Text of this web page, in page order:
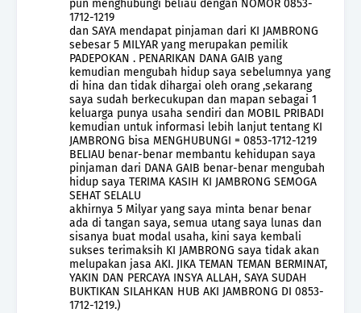
pun menghubungi beliau dengan NOMOR 0853-
1712-1219
dan SAYA mendapat pinjaman dari KI JAMBRONG
sebesar 5 MILYAR yang merupakan pemilik
PADEPOKAN . PENARIKAN DANA GAIB yang
kemudian mengubah hidup saya sebelumnya yang
di hina dan tidak dihargai oleh orang ,sekarang
saya sudah berkecukupan dan mapan sebagai 1
keluarga punya usaha sendiri dan MOBIL PRIBADI
kemudian untuk informasi lebih lanjut tentang KI
JAMBRONG bisa MENGHUBUNGI = 0853-1712-1219
BELIAU benar-benar membantu kehidupan saya
pinjaman dari DANA GAIB benar-benar mengubah
hidup saya TERIMA KASIH KI JAMBRONG SEMOGA
SEHAT SELALU
akhirnya 5 Milyar yang saya minta benar benar
ada di tangan saya, semua utang saya lunas dan
sisanya buat modal usaha, kini saya kembali
sukses terimaksih KI JAMBRONG saya tidak akan
melupakan jasa AKI. JIKA TEMAN TEMAN BERMINAT,
YAKIN DAN PERCAYA INSYA ALLAH, SAYA SUDAH
BUKTIKAN SILAHKAN HUB AKI JAMBRONG DI 0853-
1712-1219.)